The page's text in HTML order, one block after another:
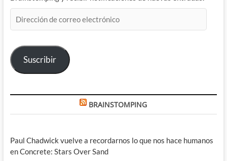
de
electrónico
Suscribir
BRAINSTOMPING
Paul Chadwick vuelve a recordarnos lo que nos hace humanos
en Concrete: Stars Over Sand